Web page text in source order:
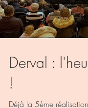
Derval :
!
Déjà la 5ème